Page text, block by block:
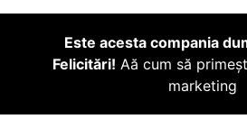
Este acesta compania
Felicitări! Aă cum să
marketing